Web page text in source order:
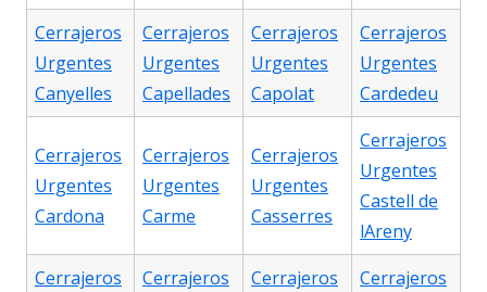
Cerrajeros
Urgentes
Canyelles
Cerrajeros
Urgentes
Capellades
Cerrajeros
Urgentes
Capolat
Cerrajeros
Urgentes
Cardedeu
Cerrajeros
Urgentes
Cardona
Cerrajeros
Urgentes
Carme
Cerrajeros
Urgentes
Casserres
Cerrajeros
Urgentes
Castell de
lAreny
Cerrajeros
Cerrajeros
Cerrajeros
Cerrajeros